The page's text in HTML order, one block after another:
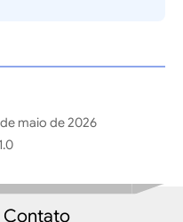
maio de 2026
Contato